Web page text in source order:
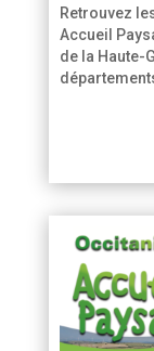
Retrouvez
Accueil
de la Haute-